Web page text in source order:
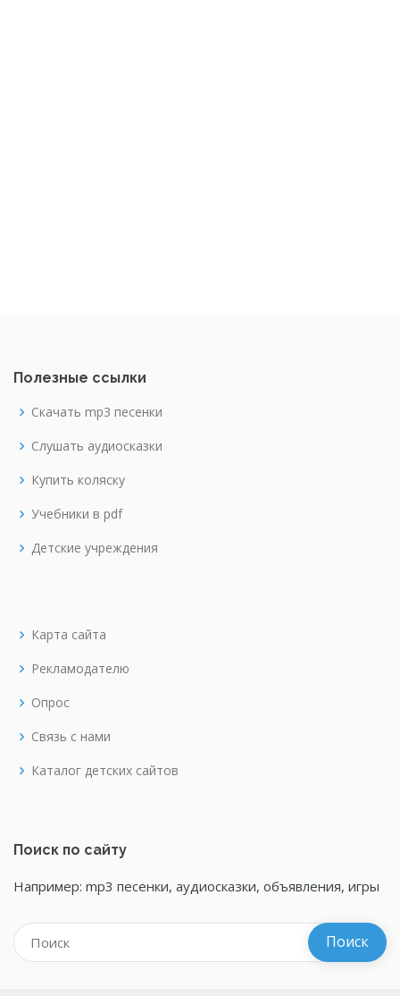
Полезные ссылки
Скачать mp3 песенки
Слушать аудиосказки
Купить коляску
Учебники в pdf
Детские учреждения
Карта сайта
Рекламодателю
Опрос
Связь с нами
Каталог детских сайтов
Поиск по сайту
Например: mp3 песенки, аудиосказки, объявления, игры